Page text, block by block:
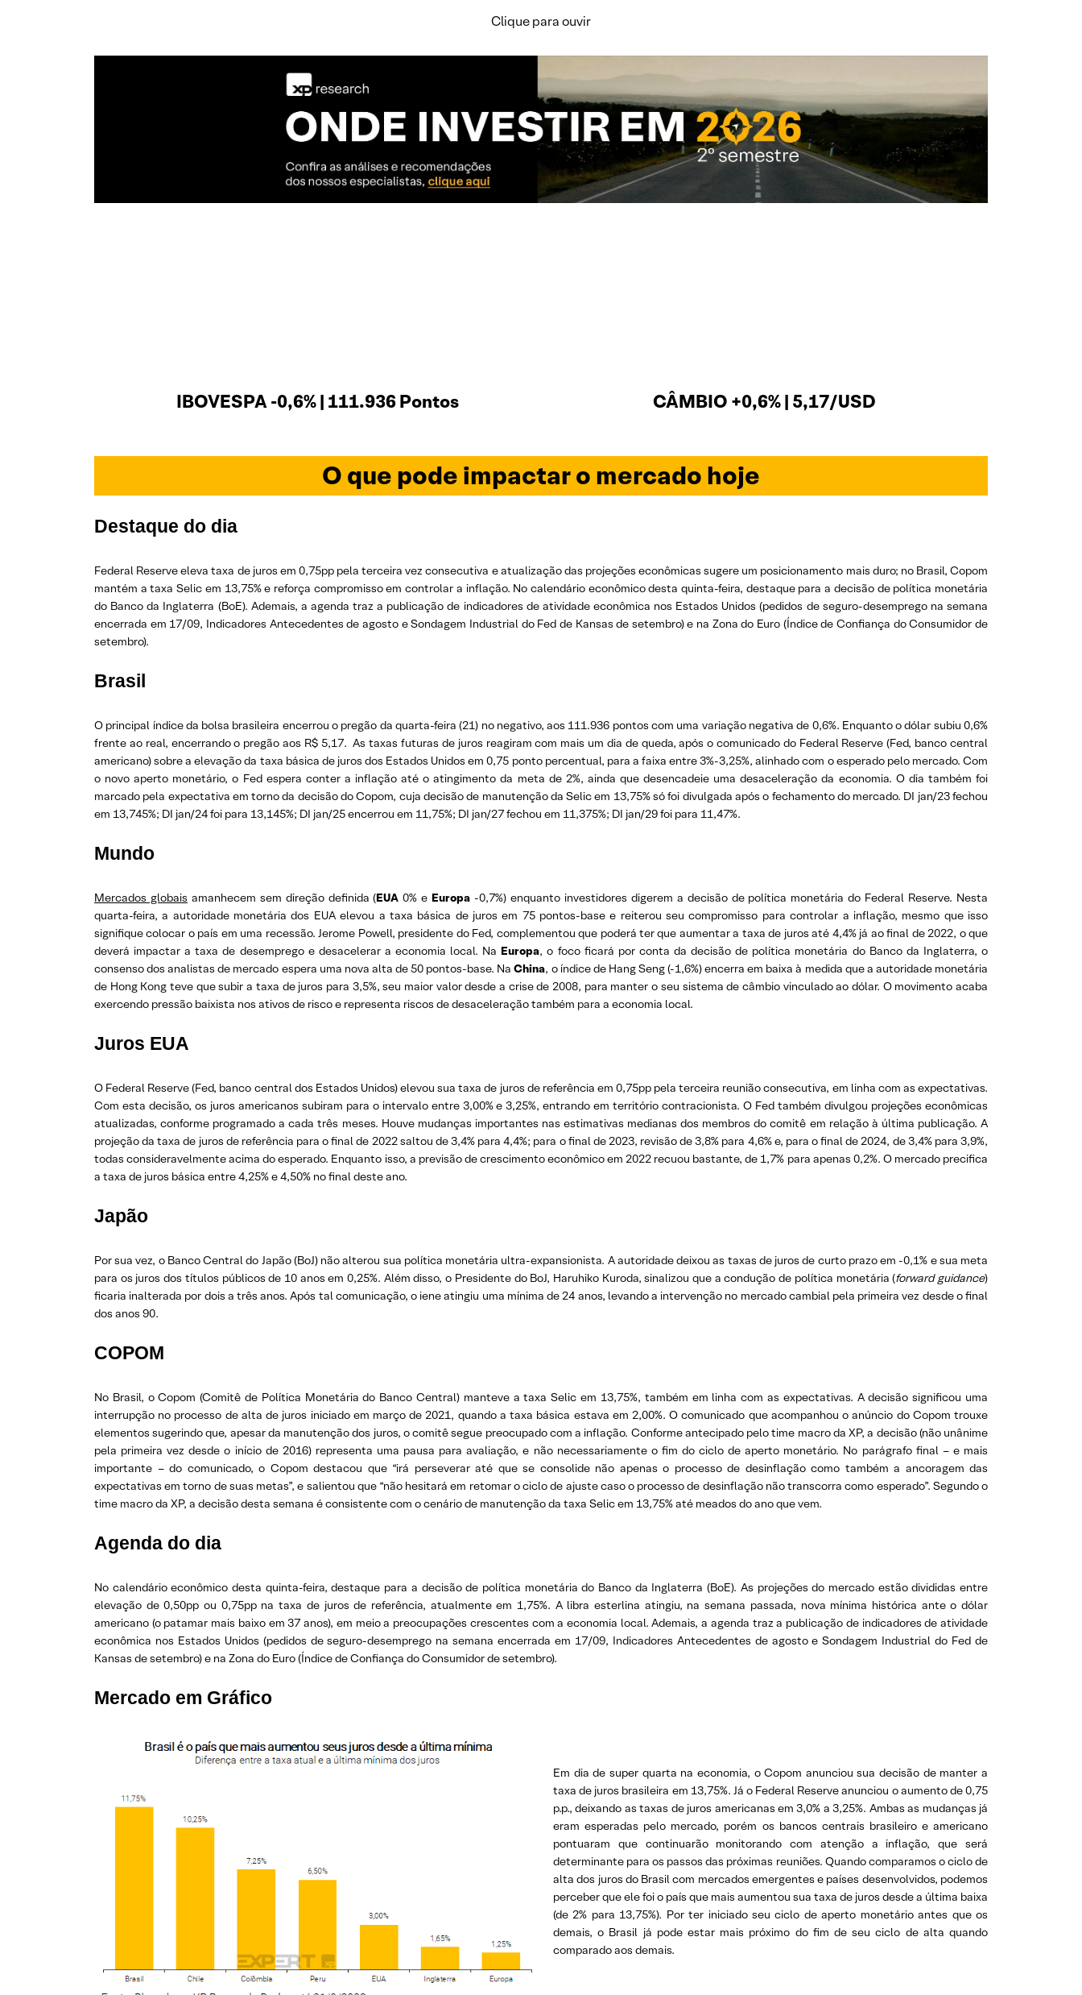
Clique para ouvir
IBOVESPA -0,6% | 111.936 Pontos CÂMBIO +0,6% | 5,17/USD
O que pode impactar o mercado hoje
Destaque do dia
Federal Reserve eleva taxa de juros em 0,75pp pela terceira vez consecutiva e atualização das projeções econômicas sugere um posicionamento mais duro; no Brasil, Copom
mantém a taxa Selic em 13,75% e reforça compromisso em controlar a inflação. No calendário econômico desta quinta-feira, destaque para a decisão de política monetária
do Banco da Inglaterra (BoE). Ademais, a agenda traz a publicação de indicadores de atividade econômica nos Estados Unidos (pedidos de seguro-desemprego na semana
encerrada em 17/09, Indicadores Antecedentes de agosto e Sondagem Industrial do Fed de Kansas de setembro) e na Zona do Euro (Índice de Confiança do Consumidor de
setembro).
Brasil
O principal índice da bolsa brasileira encerrou o pregão da quarta-feira (21) no negativo, aos 111.936 pontos com uma variação negativa de 0,6%. Enquanto o dólar subiu 0,6%
frente ao real, encerrando o pregão aos R$ 5,17. As taxas futuras de juros reagiram com mais um dia de queda, após o comunicado do Federal Reserve (Fed, banco central
americano) sobre a elevação da taxa básica de juros dos Estados Unidos em 0,75 ponto percentual, para a faixa entre 3%-3,25%, alinhado com o esperado pelo mercado. Com
o novo aperto monetário, o Fed espera conter a inflação até o atingimento da meta de 2%, ainda que desencadeie uma desaceleração da economia. O dia também foi
marcado pela expectativa em torno da decisão do Copom, cuja decisão de manutenção da Selic em 13,75% só foi divulgada após o fechamento do mercado. DI jan/23 fechou
em 13,745%; DI jan/24 foi para 13,145%; DI jan/25 encerrou em 11,75%; DI jan/27 fechou em 11,375%; DI jan/29 foi para 11,47%.
Mundo
Mercados globais amanhecem sem direção definida (EUA0% e Europa -0,7%) enquanto investidores digerem a decisão de política monetária do Federal Reserve. Nesta
quarta-feira, a autoridade monetária dos EUA elevou a taxa básica de juros em 75 pontos-base e reiterou seu compromisso para controlar a inflação, mesmo que isso
signifique colocar o país em uma recessão. Jerome Powell, presidente do Fed, complementou que poderá ter que aumentar a taxa de juros até 4,4% já ao final de 2022, o que
deverá impactar a taxa de desemprego e desacelerar a economia local. Na Europa, o foco ficará por conta da decisão de política monetária do Banco da Inglaterra, o
consenso dos analistas de mercado espera uma nova alta de 50 pontos-base. NaChina, o índice de Hang Seng (-1,6%) encerra em baixa à medida que a autoridade monetária
de Hong Kong teve que subir a taxa de juros para 3,5%, seu maior valor desde a crise de 2008, para manter o seu sistema de câmbio vinculado ao dólar. O movimento acaba
exercendo pressão baixista nos ativos de risco e representa riscos de desaceleração também para a economia local.
Juros EUA
O Federal Reserve (Fed, banco central dos Estados Unidos) elevou sua taxa de juros de referência em 0,75pp pela terceira reunião consecutiva, em linha com as expectativas.
Com esta decisão, os juros americanos subiram para o intervalo entre 3,00% e 3,25%, entrando em território contracionista. O Fed também divulgou projeções econômicas
atualizadas, conforme programado a cada três meses. Houve mudanças importantes nas estimativas medianas dos membros do comitê em relação à última publicação. A
projeção da taxa de juros de referência para o final de 2022 saltou de 3,4% para 4,4%; para o final de 2023, revisão de 3,8% para 4,6% e, para o final de 2024, de 3,4% para 3,9%,
todas consideravelmente acima do esperado. Enquanto isso, a previsão de crescimento econômico em 2022 recuou bastante, de 1,7% para apenas 0,2%. O mercado precifica
a taxa de juros básica entre 4,25% e 4,50% no final deste ano.
Japão
Por sua vez, o Banco Central do Japão (BoJ) não alterou sua política monetária ultra-expansionista. A autoridade deixou as taxas de juros de curto prazo em -0,1% e sua meta
para os juros dos títulos públicos de 10 anos em 0,25%. Além disso, o Presidente do BoJ, Haruhiko Kuroda, sinalizou que a condução de política monetária (forward guidance)
ficaria inalterada por dois a três anos. Após tal comunicação, o iene atingiu uma mínima de 24 anos, levando a intervenção no mercado cambial pela primeira vez desde o final
dos anos 90.
COPOM
No Brasil, o Copom (Comitê de Política Monetária do Banco Central) manteve a taxa Selic em 13,75%, também em linha com as expectativas. A decisão significou uma
interrupção no processo de alta de juros iniciado em março de 2021, quando a taxa básica estava em 2,00%. O comunicado que acompanhou o anúncio do Copom trouxe
elementos sugerindo que, apesar da manutenção dos juros, o comitê segue preocupado com a inflação. Conforme antecipado pelo time macro da XP, a decisão (não unânime
pela primeira vez desde o início de 2016) representa uma pausa para avaliação, e não necessariamente o fim do ciclo de aperto monetário. No parágrafo final – e mais
importante – do comunicado, o Copom destacou que “irá perseverar até que se consolide não apenas o processo de desinflação como também a ancoragem das
expectativas em torno de suas metas”, e salientou que “não hesitará em retomar o ciclo de ajuste caso o processo de desinflação não transcorra como esperado”. Segundo o
time macro da XP, a decisão desta semana é consistente com o cenário de manutenção da taxa Selic em 13,75% até meados do ano que vem.
Agenda do dia
No calendário econômico desta quinta-feira, destaque para a decisão de política monetária do Banco da Inglaterra (BoE). As projeções do mercado estão divididas entre
elevação de 0,50pp ou 0,75pp na taxa de juros de referência, atualmente em 1,75%. A libra esterlina atingiu, na semana passada, nova mínima histórica ante o dólar
americano (o patamar mais baixo em 37 anos), em meio a preocupações crescentes com a economia local. Ademais, a agenda traz a publicação de indicadores de atividade
econômica nos Estados Unidos (pedidos de seguro-desemprego na semana encerrada em 17/09, Indicadores Antecedentes de agosto e Sondagem Industrial do Fed de
Kansas de setembro) e na Zona do Euro (Índice de Confiança do Consumidor de setembro).
Mercado em Gráfico
Em dia de super quarta na economia, o Copom anunciou sua decisão de manter a
taxa de juros brasileira em 13,75%. Já o Federal Reserve anunciou o aumento de 0,75
p.p., deixando as taxas de juros americanas em 3,0% a 3,25%. Ambas as mudanças já
eram esperadas pelo mercado, porém os bancos centrais brasileiro e americano
pontuaram que continuarão monitorando com atenção a inflação, que será
determinante para os passos das próximas reuniões. Quando comparamos o ciclo de
alta dos juros do Brasil com mercados emergentes e países desenvolvidos, podemos
perceber que ele foi o país que mais aumentou sua taxa de juros desde a última baixa
(de 2% para 13,75%). Por ter iniciado seu ciclo de aperto monetário antes que os
demais, o Brasil já pode estar mais próximo do fim de seu ciclo de alta quando
comparado aos demais.